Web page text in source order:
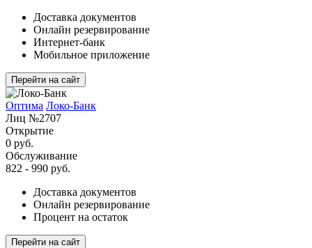
Доставка документов
Онлайн резервирование
Интернет-банк
Мобильное приложение
Перейти на сайт
Оптима Локо-Банк
Лиц №2707
Открытие
0 руб.
Обслуживание
822 - 990 руб.
Доставка документов
Онлайн резервирование
Процент на остаток
Перейти на сайт